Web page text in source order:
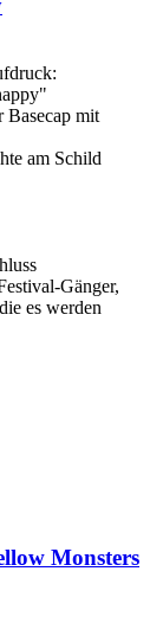
Basecap mit
am Schild
Gänger,
es werden
Monsters